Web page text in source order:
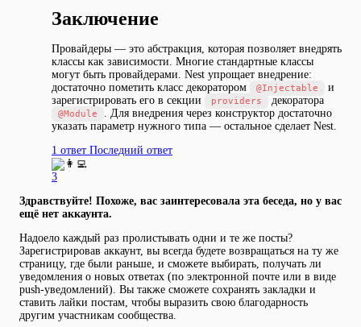
Заключение
Провайдеры — это абстракция, которая позволяет внедрять
классы как зависимости. Многие стандартные классы
могут быть провайдерами. Nest упрощает внедрение:
достаточно пометить класс декоратором
@Injectable
и
зарегистрировать его в секции
providers декоратора
@Module
. Для внедрения через конструктор достаточно
указать параметр нужного типа — остальное сделает Nest.
1 ответ Последний ответ
3
Здравствуйте! Похоже, вас заинтересовала эта беседа, но у вас
ещё нет аккаунта.
Надоело каждый раз пролистывать одни и те же посты?
Зарегистрировав аккаунт, вы всегда будете возвращаться на ту же
страницу, где были раньше, и сможете выбирать, получать ли
уведомления о новых ответах (по электронной почте или в виде
push-уведомлений). Вы также сможете сохранять закладки и
ставить лайки постам, чтобы выразить свою благодарность
другим участникам сообщества.